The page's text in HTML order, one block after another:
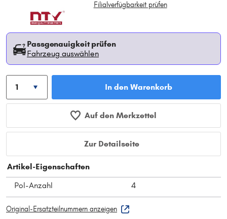
Filialverfügbarkeit prüfen
Passgenauigkeit prüfen
Fahrzeug auswählen
In den Warenkorb
Auf den Merkzettel
Zur Detailseite
Artikel-Eigenschaften
Pol-Anzahl
4
Original-Ersatzteilnummern anzeigen